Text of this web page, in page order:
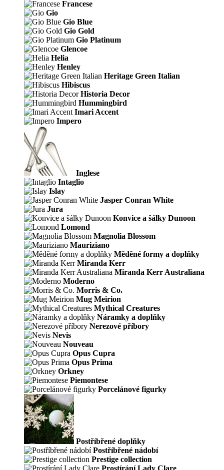
Francese
Gio
Gio Blue
Gio Gold
Gio Platinum
Glencoe
Helia
Henley
Heritage Green Italian
Hibiscus
Historia Decor
Hummingbird
Imari Accent
Impero
Inglese
Intaglio
Islay
Jasper Conran White
Jura
Konvice a šálky Dunoon
Lomond
Magnolia Blossom
Mauriziano
Měděné formy a doplňky
Miranda Kerr
Miranda Kerr Australiana
Moderno
Morris & Co.
Mug Meirion
Mythical Creatures
Náramky a doplňky
Nerezové příbory
Nevis
Nouveau
Opus Cupra
Opus Prima
Orkney
Piemontese
Porcelánové figurky
Postříbřené doplňky
Postříbřené nádobí
Prestige collection
Prostírání Lady Clare